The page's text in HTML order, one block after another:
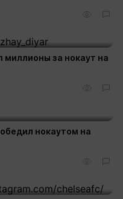
миллионы за нокаут на
нокаутом на